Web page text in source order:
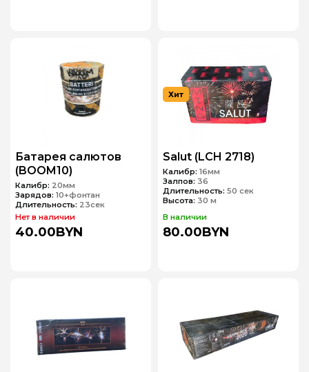
Батарея салютов
(BOOM10)
Калибр: 20мм
Зарядов: 10+фонтан
Длительность: 23сек
Нет в наличии
40.00BYN
Хит
Salut (LCH 2718)
Калибр: 16мм
Залпов: 36
Длительность: 50 сек
Высота: 30 м
В наличии
80.00BYN